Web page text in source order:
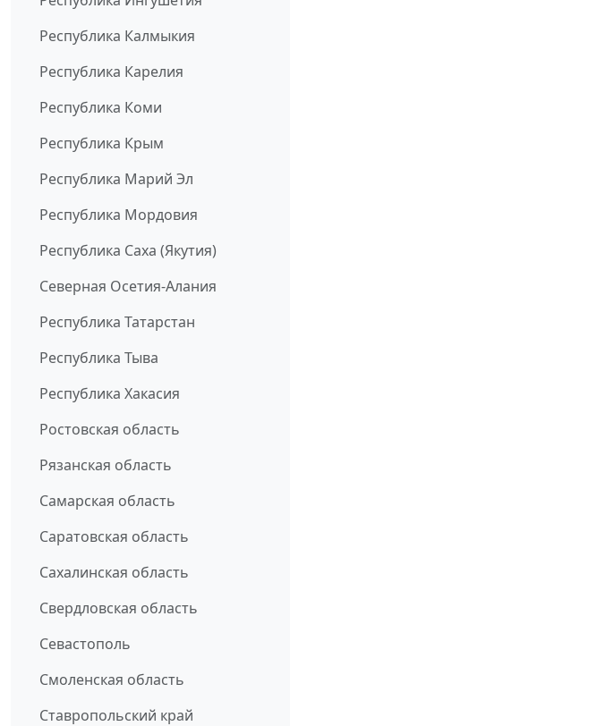
Республика Калмыкия
Республика Карелия
Республика Коми
Республика Крым
Республика Марий Эл
Республика Мордовия
Республика Саха (Якутия)
Северная Осетия-Алания
Республика Татарстан
Республика Тыва
Республика Хакасия
Ростовская область
Рязанская область
Самарская область
Саратовская область
Сахалинская область
Свердловская область
Севастополь
Смоленская область
Ставропольский край